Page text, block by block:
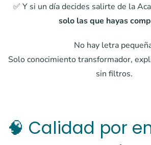
✅ Y si un día decides salirte de la
solo las que hayas
No hay letra
Solo conocimiento transformador,
sin filtros.
🧠 Calidad por